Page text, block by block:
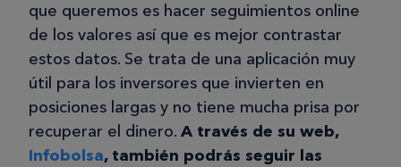
que queremos es hacer seguimientos online
de los valores así que es mejor contrastar
estos datos. Se trata de una aplicación muy
útil para los inversores que invierten en
posiciones largas y no tiene mucha prisa por
recuperar el dinero. A través de su web,
Infobolsa, también podrás seguir las